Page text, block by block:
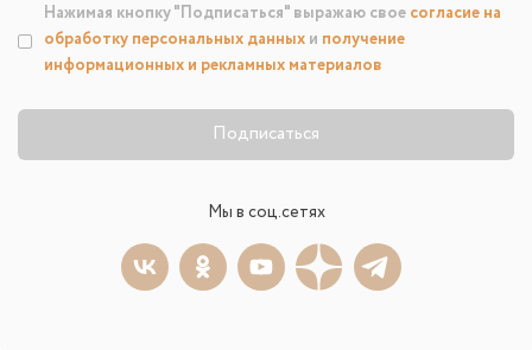
Подписаться
Нажимая кнопку "Подписаться" выражаю свое согласие на
обработку персональных данных и получение
информационных и рекламных материалов
Мы в соц.сетях